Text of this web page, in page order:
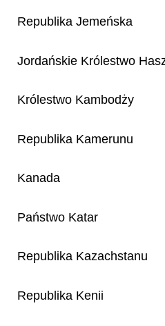
Republika Jemeńska
Jordańskie Królestwo
Królestwo Kambodży
Republika Kamerunu
Kanada
Państwo Katar
Republika Kazachstanu
Republika Kenii